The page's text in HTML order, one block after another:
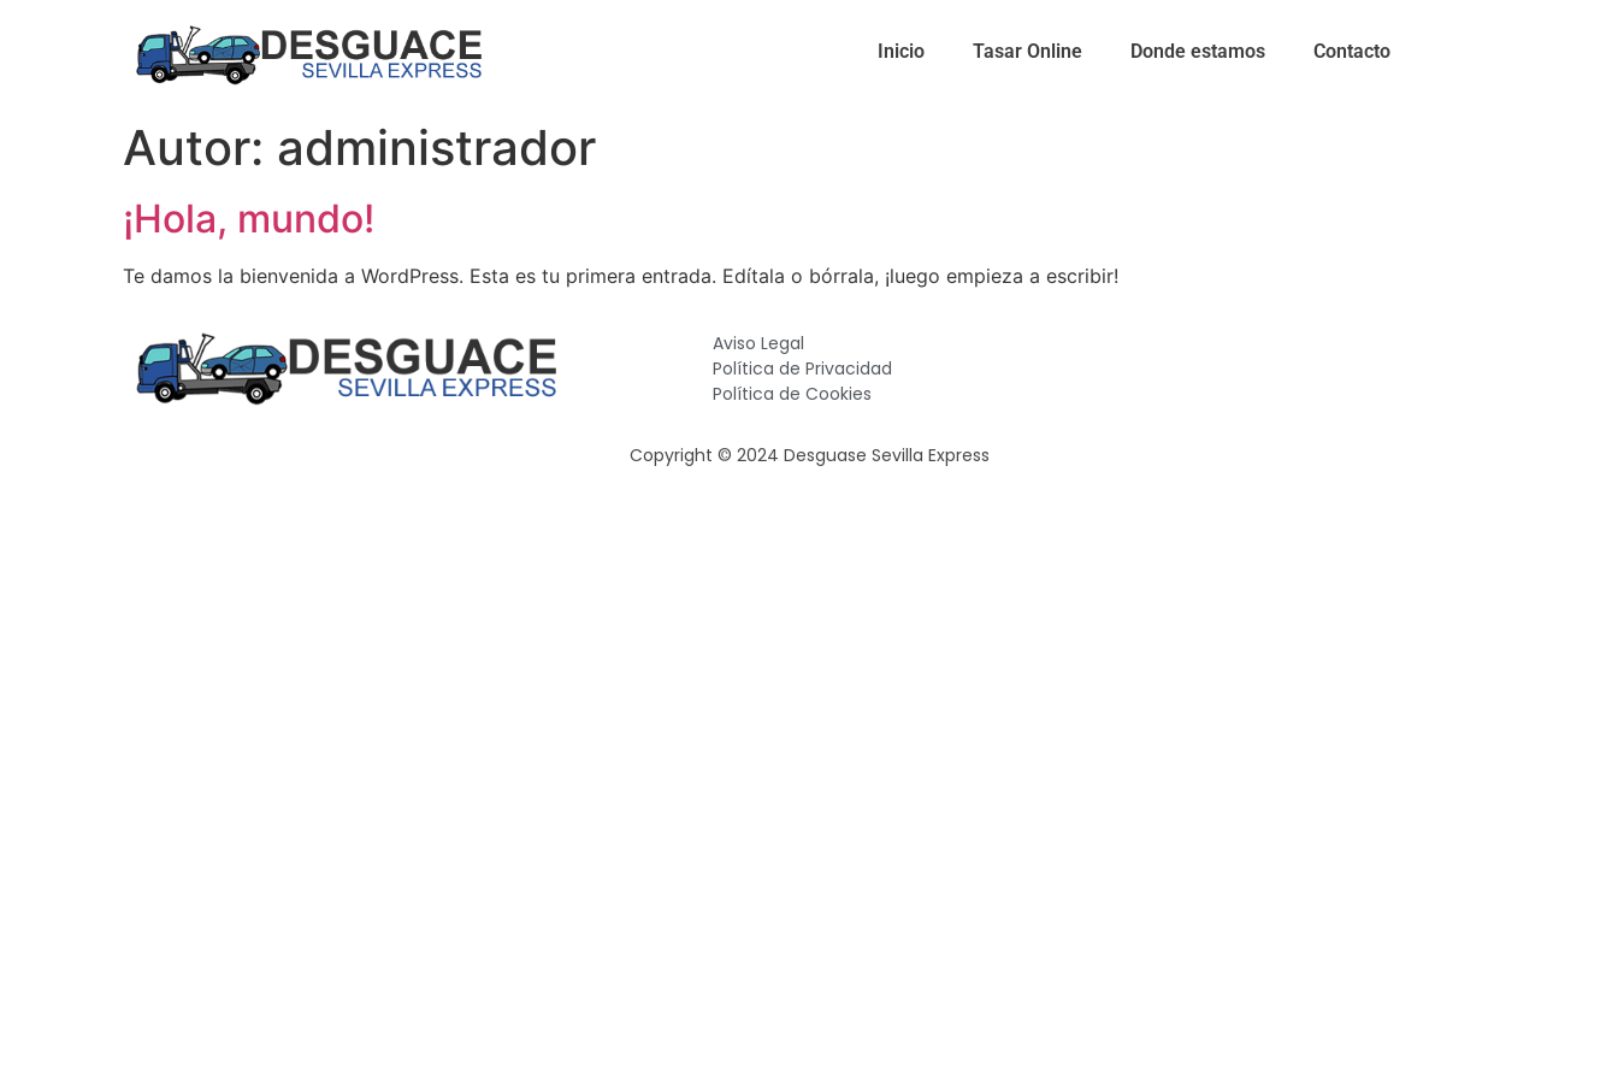
Inicio Tasar Online Donde estamos Contacto
Autor: administrador
¡Hola, mundo!
Te damos la bienvenida a WordPress. Esta es tu primera entrada. Edítala o bórrala, ¡luego empieza a escribir!
Aviso Legal
Política de Privacidad
Política de Cookies
Copyright © 2024 Desguase Sevilla Express